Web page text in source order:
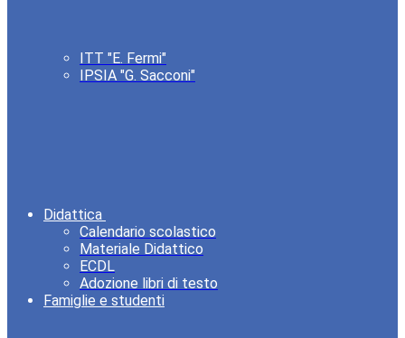
ITT "E. Fermi"
IPSIA "G. Sacconi"
Didattica
Calendario scolastico
Materiale Didattico
ECDL
Adozione libri di testo
Famiglie e studenti